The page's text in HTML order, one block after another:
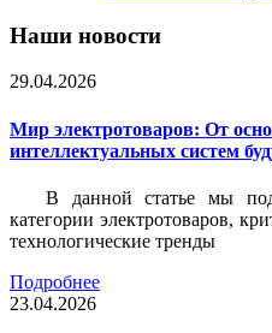
Наши новости
29.04.2026
Мир электротоваров: От
интеллектуальных систем
В данной статье мы
категории электротоваров,
технологические тренды
Подробнее
23.04.2026